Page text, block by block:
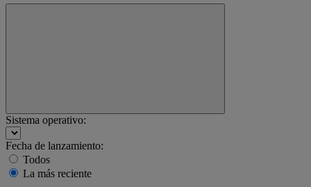
Sistema operativo:
Fecha de lanzamiento:
Todos
La más reciente